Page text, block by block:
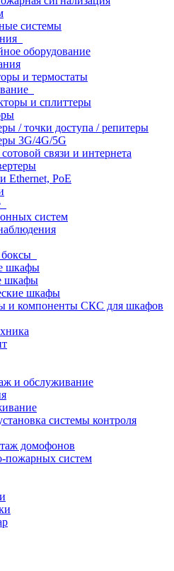
системы
оборудование
и термостаты
и сплиттеры
/ точки доступа / репитеры
3G/4G/5G
связи и интернета
Ethernet, PoE
систем
шкафы
шкафы
шкафы
и компоненты СКС для шкафов
и обслуживание
системы контроля
домофонов
пожарных систем